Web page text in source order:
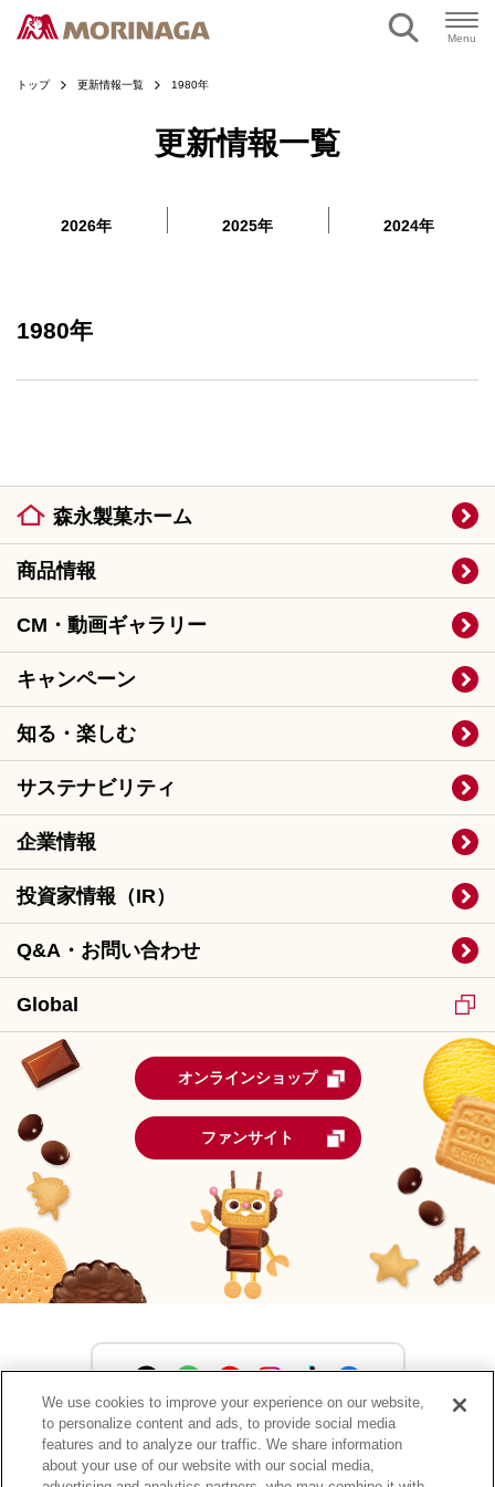
Menu
トップ 更新情報一覧 1980年
更新情報一覧
2026年 2025年 2024年
1980年
森永製菓ホーム
商品情報
CM・動画ギャラリー
キャンペーン
知る・楽しむ
サステナビリティ
企業情報
投資家情報（IR）
Q&A・お問い合わせ
Global
オンラインショップ
ファンサイト
森永製菓公式アカウント一覧
We use cookies to improve your experience on our website,
to personalize content and ads, to provide social media
features and to analyze our traffic. We share information
about your use of our website with our social media,